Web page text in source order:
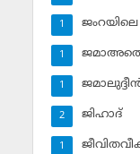
ജംറയിലെ
1
1
1
ജിഹാദ്‌
2
1